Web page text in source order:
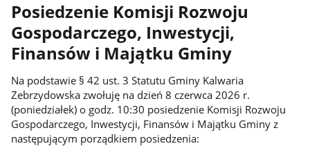
Posiedzenie Komisji Rozwoju
Gospodarczego, Inwestycji,
Finansów i Majątku Gminy
Na podstawie § 42 ust. 3 Statutu Gminy Kalwaria
Zebrzydowska zwołuję na dzień 8 czerwca 2026 r.
(poniedziałek) o godz. 10:30 posiedzenie Komisji Rozwoju
Gospodarczego, Inwestycji, Finansów i Majątku Gminy z
następującym porządkiem posiedzenia: